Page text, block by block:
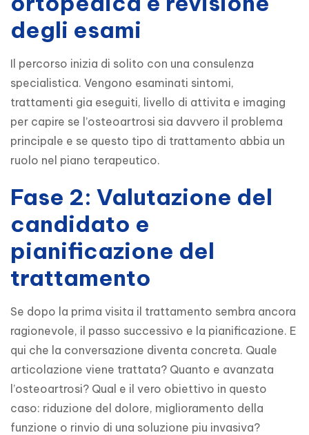
degli esami
Il percorso inizia di solito con una consulenza
specialistica. Vengono esaminati sintomi,
trattamenti gia eseguiti, livello di attivita e imaging
per capire se l’osteoartrosi sia davvero il problema
principale e se questo tipo di trattamento abbia un
ruolo nel piano terapeutico.
Fase 2: Valutazione del
candidato e
pianificazione del
trattamento
Se dopo la prima visita il trattamento sembra ancora
ragionevole, il passo successivo e la pianificazione. E
qui che la conversazione diventa concreta. Quale
articolazione viene trattata? Quanto e avanzata
l’osteoartrosi? Qual e il vero obiettivo in questo
caso: riduzione del dolore, miglioramento della
funzione o rinvio di una soluzione piu invasiva?